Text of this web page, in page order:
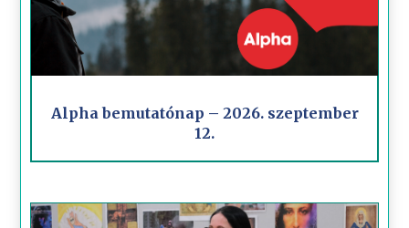
Alpha bemutatónap – 2026. szeptember
12.